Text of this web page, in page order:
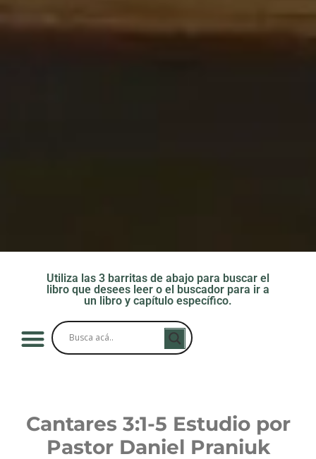
Utiliza las 3 barritas de abajo para buscar el
libro que desees leer o el buscador para ir a
un libro y capítulo específico.
Cantares 3:1-5 Estudio por
Pastor Daniel Praniuk